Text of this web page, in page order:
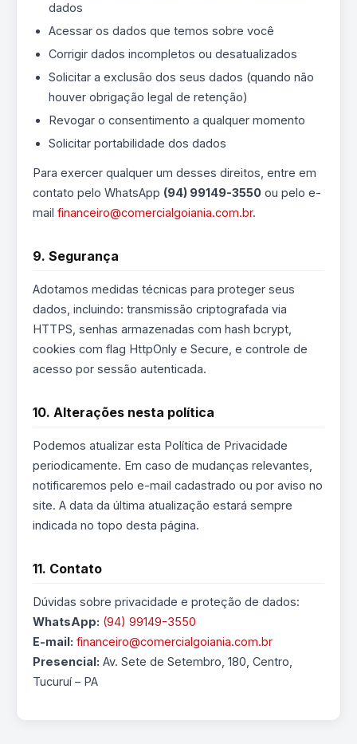
dados
Acessar os dados que temos sobre você
Corrigir dados incompletos ou desatualizados
Solicitar a exclusão dos seus dados (quando não
houver obrigação legal de retenção)
Revogar o consentimento a qualquer momento
Solicitar portabilidade dos dados
Para exercer qualquer um desses direitos, entre em
contato pelo WhatsApp (94) 99149-3550 ou pelo e-
mail financeiro@comercialgoiania.com.br.
9. Segurança
Adotamos medidas técnicas para proteger seus
dados, incluindo: transmissão criptografada via
HTTPS, senhas armazenadas com hash bcrypt,
cookies com flag HttpOnly e Secure, e controle de
acesso por sessão autenticada.
10. Alterações nesta política
Podemos atualizar esta Política de Privacidade
periodicamente. Em caso de mudanças relevantes,
notificaremos pelo e-mail cadastrado ou por aviso no
site. A data da última atualização estará sempre
indicada no topo desta página.
11. Contato
Dúvidas sobre privacidade e proteção de dados:
WhatsApp: (94) 99149-3550
E-mail: financeiro@comercialgoiania.com.br
Presencial: Av. Sete de Setembro, 180, Centro,
Tucuruí – PA